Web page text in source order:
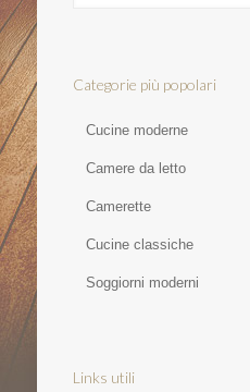
Categorie più popolari
Cucine moderne
Camere da letto
Camerette
Cucine classiche
Soggiorni moderni
Links utili